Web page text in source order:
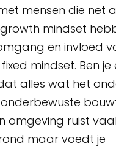
mensen die net
mindset
en invloed
mindset. Ben
alles wat het
omgeving ruist
maar voedt je